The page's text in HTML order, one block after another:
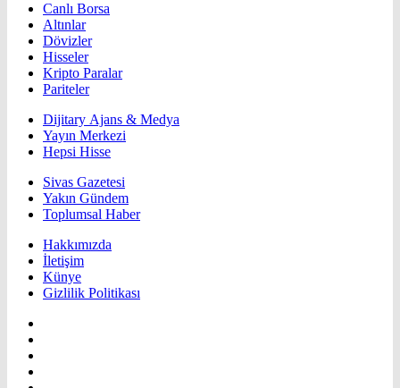
Canlı Borsa
Altınlar
Dövizler
Hisseler
Kripto Paralar
Pariteler
Dijitary Ajans & Medya
Yayın Merkezi
Hepsi Hisse
Sivas Gazetesi
Yakın Gündem
Toplumsal Haber
Hakkımızda
İletişim
Künye
Gizlilik Politikası